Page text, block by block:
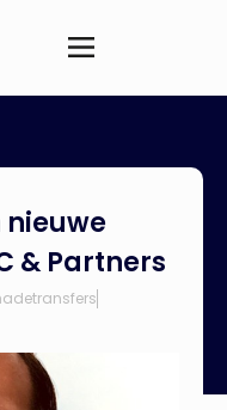
nieuwe
& Partners